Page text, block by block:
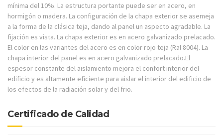
mínima del 10%. La estructura portante puede ser en acero, en
hormigón o madera. La configuración de la chapa exterior se asemeja
a la forma de la clásica teja, dando al panel un aspecto agradable. La
fijación es vista. La chapa exterior es en acero galvanizado prelacado.
El color en las variantes del acero es en color rojo teja (Ral 8004). La
chapa interior del panel es en acero galvanizado prelacado.El
espesor constante del aislamiento mejora el confort interior del
edificio y es altamente eficiente para aislar el interior del edificio de
los efectos de la radiación solar y del frio.
Certificado de Calidad